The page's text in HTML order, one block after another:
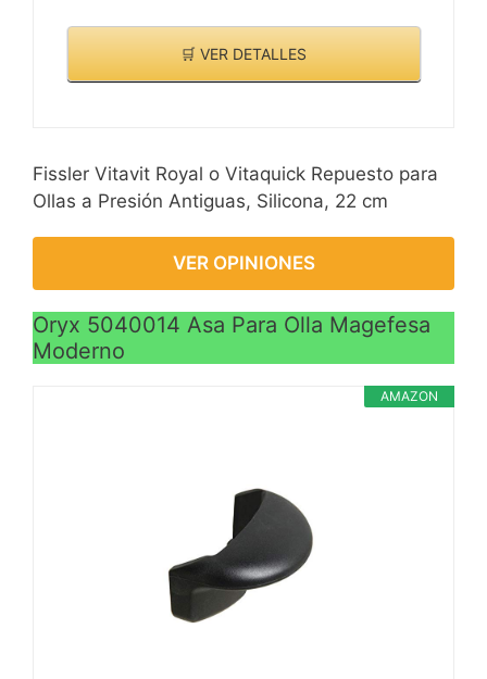
🛒 VER DETALLES
Fissler Vitavit Royal o Vitaquick Repuesto para
Ollas a Presión Antiguas, Silicona, 22 cm
VER OPINIONES
Oryx 5040014 Asa Para Olla Magefesa
Moderno
AMAZON